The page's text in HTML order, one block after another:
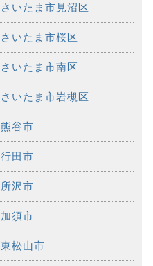
さいたま市見沼区
さいたま市桜区
さいたま市南区
さいたま市岩槻区
熊谷市
行田市
所沢市
加須市
東松山市